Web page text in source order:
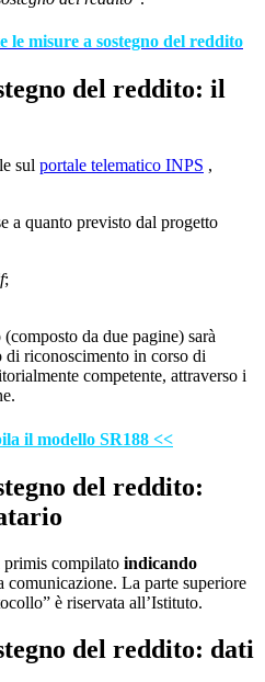
le misure a sostegno del reddito
del reddito: il
sul portale telematico INPS ,
a quanto previsto dal progetto
;
da due pagine) sarà
riconoscimento in corso di
competente, attraverso i
il modello SR188 <<
del reddito:
primis compilato indicando
comunicazione. La parte superiore
è riservata all’Istituto.
del reddito: dati